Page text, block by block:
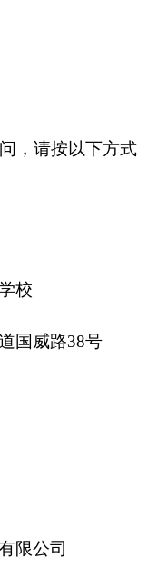
，请按以下方式
校
国威路38号
限公司